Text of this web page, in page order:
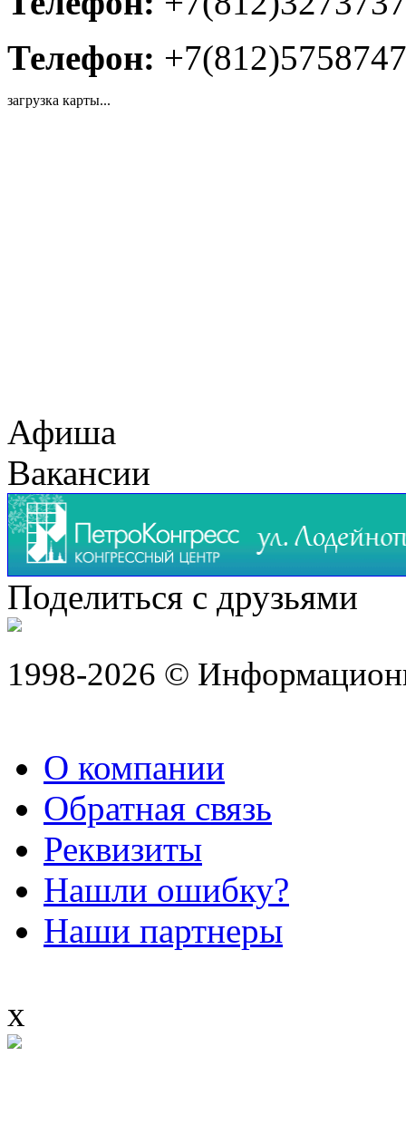
Телефон: +7(812)5758747
загрузка карты...
Афиша
Вакансии
Поделиться с друзьями
1998-2026 ©
О компании
Обратная связь
Реквизиты
Нашли ошибку?
Наши партнеры
x